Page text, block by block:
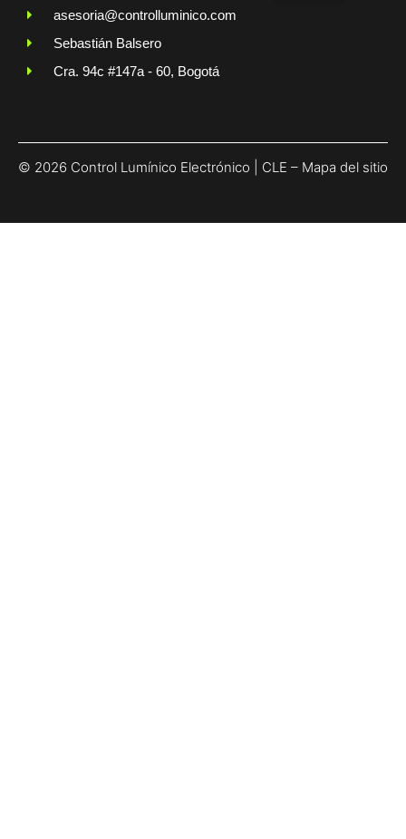
asesoria@controlluminico.com
Sebastián Balsero
Cra. 94c #147a - 60, Bogotá
© 2026 Control Lumínico Electrónico | CLE – Mapa del sitio